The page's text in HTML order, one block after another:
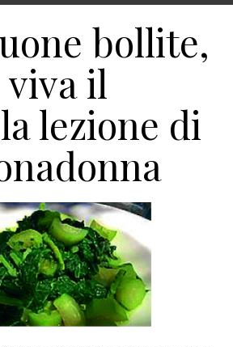
bollite,
il
lezione di